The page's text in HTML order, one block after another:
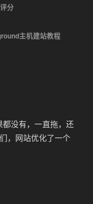
分
主机建站教程
没有，一直拖，还
，网站优化了一个